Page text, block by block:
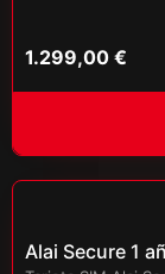
1.299,00 €
Alai Secure 1